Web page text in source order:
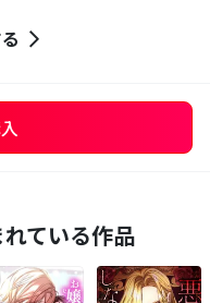
ている作品